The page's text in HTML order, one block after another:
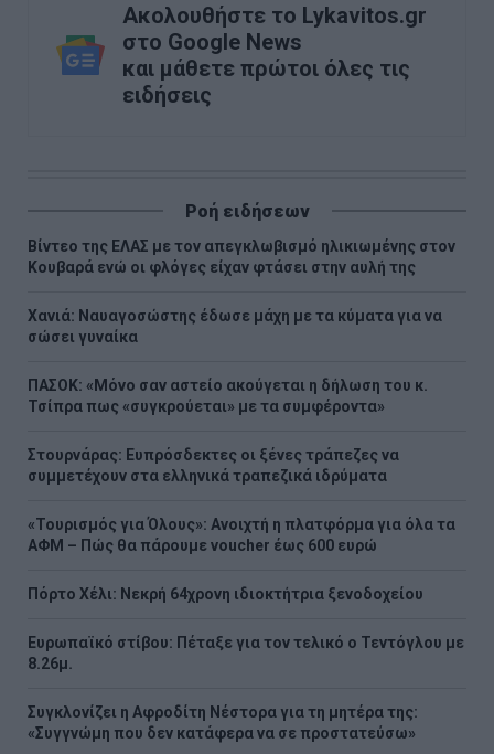
Ακολουθήστε το Lykavitos.gr
στο Google News
και μάθετε πρώτοι όλες τις
ειδήσεις
Ροή ειδήσεων
Βίντεο της ΕΛΑΣ με τον απεγκλωβισμό ηλικιωμένης στον
Κουβαρά ενώ οι φλόγες είχαν φτάσει στην αυλή της
Χανιά: Ναυαγοσώστης έδωσε μάχη με τα κύματα για να
σώσει γυναίκα
ΠΑΣΟΚ: «Μόνο σαν αστείο ακούγεται η δήλωση του κ.
Τσίπρα πως «συγκρούεται» με τα συμφέροντα»
Στουρνάρας: Ευπρόσδεκτες οι ξένες τράπεζες να
συμμετέχουν στα ελληνικά τραπεζικά ιδρύματα
«Τουρισμός για Όλους»: Ανοιχτή η πλατφόρμα για όλα τα
ΑΦΜ – Πώς θα πάρουμε voucher έως 600 ευρώ
Πόρτο Χέλι: Νεκρή 64χρονη ιδιοκτήτρια ξενοδοχείου
Ευρωπαϊκό στίβου: Πέταξε για τον τελικό ο Τεντόγλου με
8.26μ.
Συγκλονίζει η Αφροδίτη Νέστορα για τη μητέρα της:
«Συγγνώμη που δεν κατάφερα να σε προστατεύσω»